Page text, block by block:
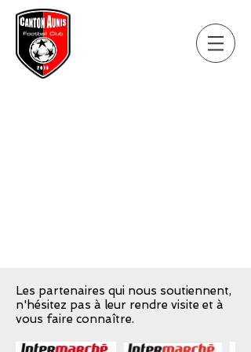
Les partenaires qui nous soutiennent,
n'hésitez pas à leur rendre visite et à
vous faire connaître.